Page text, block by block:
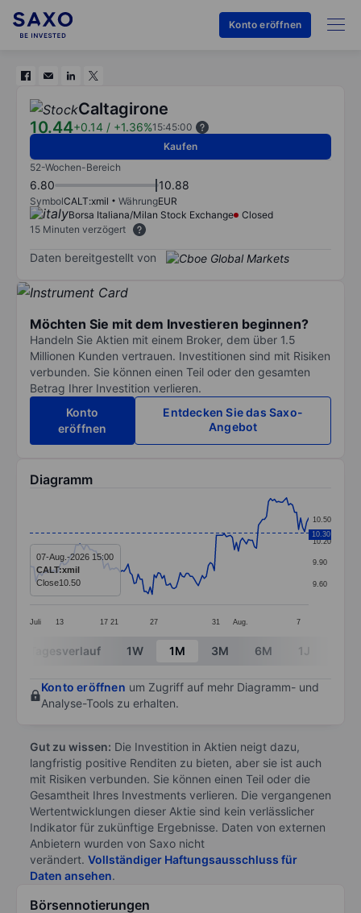
Konto eröffnen
Caltagirone
10.44+0.14 / +1.36%15:45:00
Kaufen
52-Wochen-Bereich
6.80 10.88
SymbolCALT:xmil WährungEUR
Borsa Italiana/Milan Stock Exchange
Closed
15 Minuten verzögert
Daten bereitgestellt von
Möchten Sie mit dem Investieren beginnen?
Handeln Sie Aktien mit einem Broker, dem über 1.5
Millionen Kunden vertrauen. Investitionen sind mit Risiken
verbunden. Sie können einen Teil oder den gesamten
Betrag Ihrer Investition verlieren.
Konto
eröffnen
Entdecken Sie das Saxo-
Angebot
Diagramm
Line chart with 140 data points.
The chart has 1 X axis displaying categories.
The chart has 1 Y axis displaying values. Data
Juli 13 17 21 27 31 Aug. 7
9.60
9.90
10.20
10.50
10.30
07-Aug.-2026 15:00
CALT:xmil
Close10.50
End of interactive chart.
Tagesverlauf 1W 1M 3M 6M 1J
Konto eröffnen um Zugriff auf mehr Diagramm- und
Analyse-Tools zu erhalten.
Gut zu wissen: Die Investition in Aktien neigt dazu,
langfristig positive Renditen zu bieten, aber sie ist auch
mit Risiken verbunden. Sie können einen Teil oder die
Gesamtheit Ihres Investments verlieren. Die vergangenen
Wertentwicklungen dieser Aktie sind kein verlässlicher
Indikator für zukünftige Ergebnisse. Daten von externen
Anbietern wurden von Saxo nicht
verändert. Vollständiger Haftungsausschluss für
Daten ansehen.
Börsennotierungen